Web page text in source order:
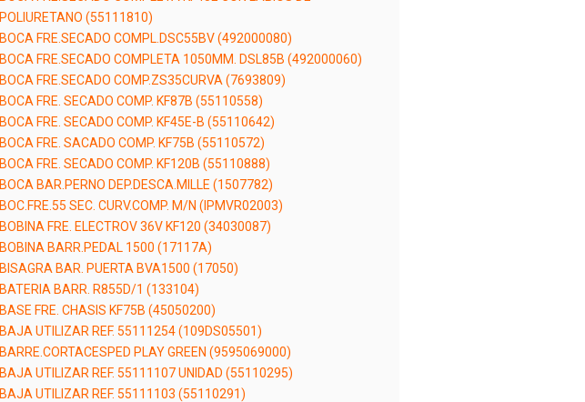
POLIURETANO (55111810)
BOCA FRE.SECADO COMPL.DSC55BV (492000080)
BOCA FRE.SECADO COMPLETA 1050MM. DSL85B (492000060)
BOCA FRE.SECADO COMP.ZS35CURVA (7693809)
BOCA FRE. SECADO COMP. KF87B (55110558)
BOCA FRE. SECADO COMP. KF45E-B (55110642)
BOCA FRE. SACADO COMP. KF75B (55110572)
BOCA FRE. SECADO COMP. KF120B (55110888)
BOCA BAR.PERNO DEP.DESCA.MILLE (1507782)
BOC.FRE.55 SEC. CURV.COMP. M/N (IPMVR02003)
BOBINA FRE. ELECTROV 36V KF120 (34030087)
BOBINA BARR.PEDAL 1500 (17117A)
BISAGRA BAR. PUERTA BVA1500 (17050)
BATERIA BARR. R855D/1 (133104)
BASE FRE. CHASIS KF75B (45050200)
BAJA UTILIZAR REF. 55111254 (109DS05501)
BARRE.CORTACESPED PLAY GREEN (9595069000)
BAJA UTILIZAR REF. 55111107 UNIDAD (55110295)
BAJA UTILIZAR REF. 55111103 (55110291)